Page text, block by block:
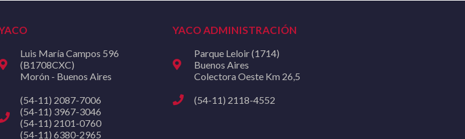
Luis María Campos 596
(B1708CXC)
Morón - Buenos Aires
(54-11) 2087-7006
(54-11) 3967-3046
(54-11) 2101-0760
(54-11) 6380-2965
YACO ADMINISTRACIÓN
Parque Leloir (1714)
Buenos Aires
Colectora Oeste Km 26,5
(54-11) 2118-4552